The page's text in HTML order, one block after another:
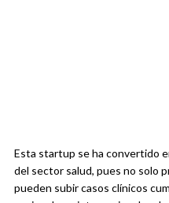
Esta startup se ha convertido
del sector salud, pues no solo
pueden subir casos clínicos